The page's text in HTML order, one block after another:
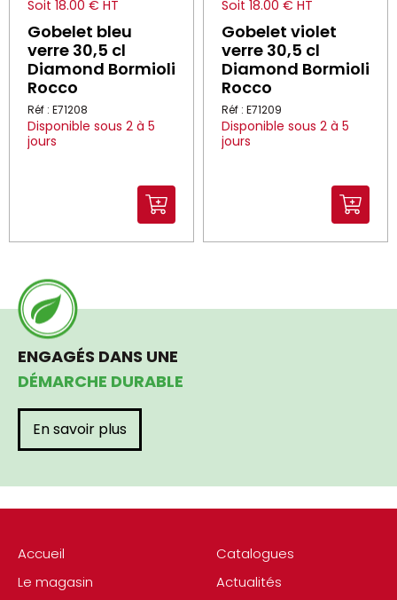
Soit 18.00 € HT
Gobelet bleu
verre 30,5 cl
Diamond Bormioli
Rocco
Réf : E71208
Disponible sous 2 à 5
jours
Soit 18.00 € HT
Gobelet violet
verre 30,5 cl
Diamond Bormioli
Rocco
Réf : E71209
Disponible sous 2 à 5
jours
Accueil
Le magasin
Catalogues
Actualités
ENGAGÉS DANS UNE
DÉMARCHE DURABLE
En savoir plus